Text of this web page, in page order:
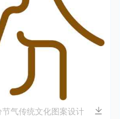
节气传统文化图案设计